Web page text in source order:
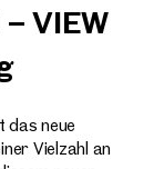
VIEW
das neue
Vielzahl an
Service
habe die AGB und
möchte regelmäßig
die angegebenen